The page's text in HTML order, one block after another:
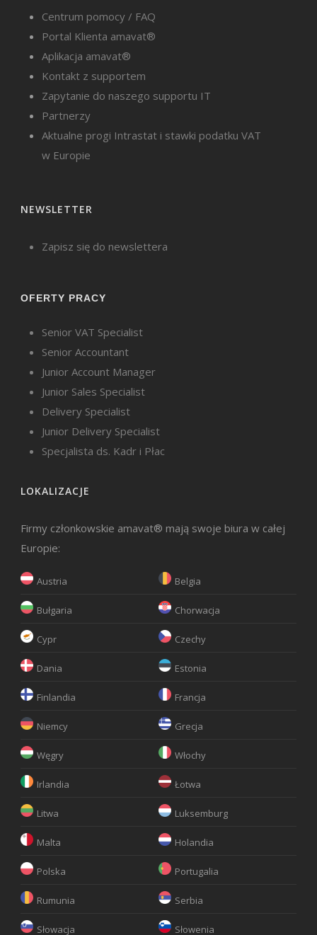
Centrum pomocy / FAQ
Portal Klienta amavat®
Aplikacja amavat®
Kontakt z supportem
Zapytanie do naszego supportu IT
Partnerzy
Aktualne progi Intrastat i stawki podatku VAT
w Europie
NEWSLETTER
Zapisz się do newslettera
OFERTY PRACY
Senior VAT Specialist
Senior Accountant
Junior Account Manager
Junior Sales Specialist
Delivery Specialist
Junior Delivery Specialist
Specjalista ds. Kadr i Płac
LOKALIZACJE
Firmy członkowskie amavat® mają swoje biura w całej
Europie:
Austria Belgia
Bułgaria Chorwacja
Cypr Czechy
Dania Estonia
Finlandia Francja
Niemcy Grecja
Węgry Włochy
Irlandia Łotwa
Litwa Luksemburg
Malta Holandia
Polska Portugalia
Rumunia Serbia
Słowacja Słowenia